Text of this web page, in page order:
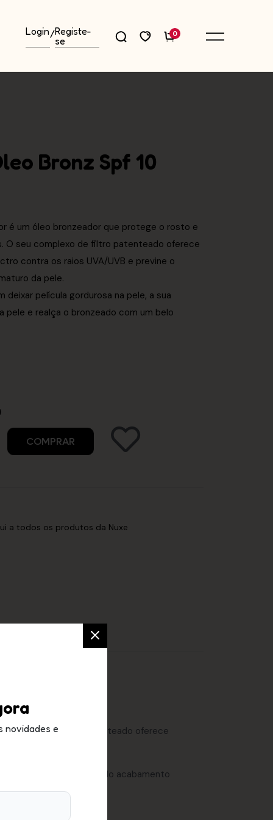
Login/Registe-
se
0
Bronz Spf 10
é um óleo bronzeador que protege o rosto e
O seu complexo de filtro patenteado oferece
contra os raios UVA/UVB e previne o
da pele.
deixar película gordurosa na pele, a sua
pele e realça o bronzeado com um belo
COMPRAR
a todos os produtos da Nuxe
complexo de filtro patenteado oferece
prematuro da pele.
bronzeado com um belo acabamento
novidades e